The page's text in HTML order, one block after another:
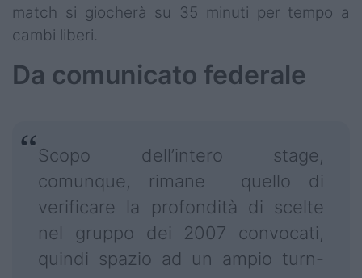
match si giocherà su 35 minuti per tempo a
cambi liberi.
Da comunicato federale
Scopo dell’intero stage,
comunque, rimane quello di
verificare la profondità di scelte
nel gruppo dei 2007 convocati,
quindi spazio ad un ampio turn-